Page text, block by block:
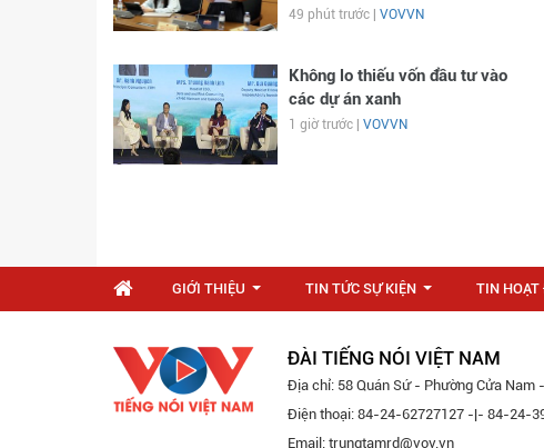
49 phút trước | VOVVN
Không lo thiếu vốn đầu tư vào
các dự án xanh
1 giờ trước | VOVVN
GIỚI THIỆU TIN TỨC SỰ KIỆN TIN HOẠT
ĐÀI TIẾNG NÓI VIỆT NAM
Địa chỉ: 58 Quán Sứ - Phường Cửa Nam
Điện thoại: 84-24-62727127 -|- 84-24-
Email: trungtamrd@vov.vn